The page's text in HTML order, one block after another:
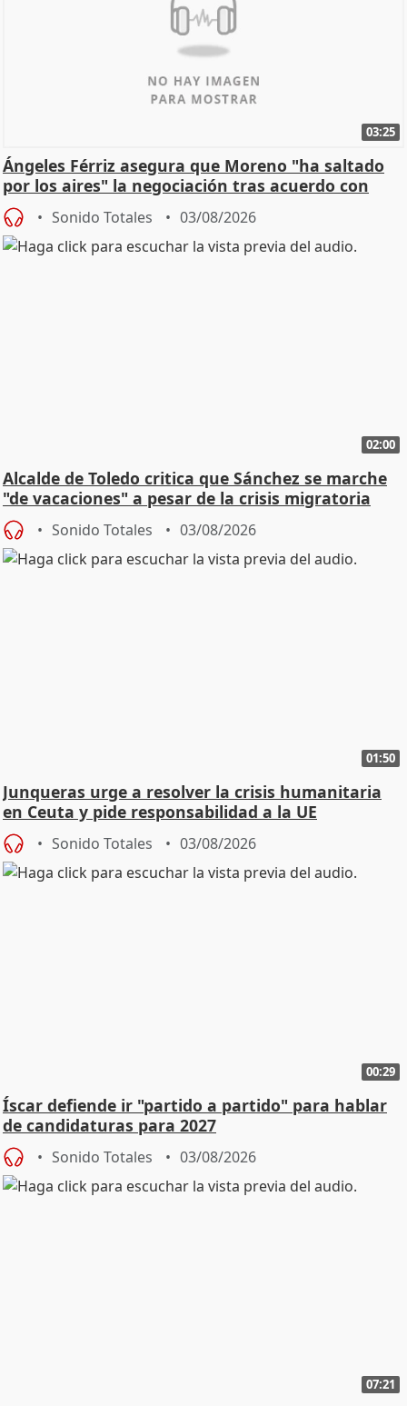
03:25
Ángeles Férriz asegura que Moreno "ha saltado
por los aires" la negociación tras acuerdo con
SMA
Sonido Totales 03/08/2026
02:00
Alcalde de Toledo critica que Sánchez se marche
"de vacaciones" a pesar de la crisis migratoria
Sonido Totales 03/08/2026
01:50
Junqueras urge a resolver la crisis humanitaria
en Ceuta y pide responsabilidad a la UE
Sonido Totales 03/08/2026
00:29
Íscar defiende ir "partido a partido" para hablar
de candidaturas para 2027
Sonido Totales 03/08/2026
07:21